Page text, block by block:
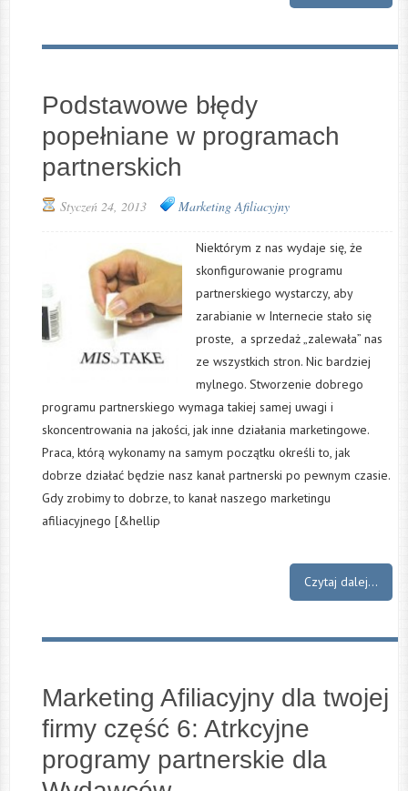
Podstawowe błędy
popełniane w programach
partnerskich
Styczeń 24, 2013 Marketing Afiliacyjny
Niektórym z nas wydaje się, że
skonfigurowanie programu
partnerskiego wystarczy, aby
zarabianie w Internecie stało się
proste, a sprzedaż „zalewała” nas
ze wszystkich stron. Nic bardziej
mylnego. Stworzenie dobrego
programu partnerskiego wymaga takiej samej uwagi i
skoncentrowania na jakości, jak inne działania marketingowe.
Praca, którą wykonamy na samym początku określi to, jak
dobrze działać będzie nasz kanał partnerski po pewnym czasie.
Gdy zrobimy to dobrze, to kanał naszego marketingu
afiliacyjnego [&hellip
Czytaj dalej...
Marketing Afiliacyjny dla twojej
firmy część 6: Atrkcyjne
programy partnerskie dla